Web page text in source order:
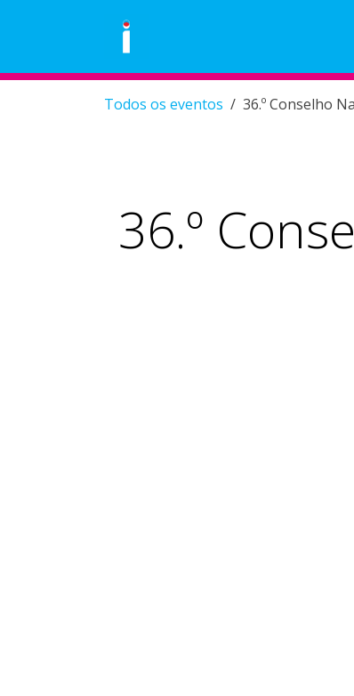
Todos os eventos 36.º Conselho
36.º